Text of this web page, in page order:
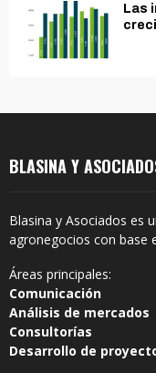
Las
BLASINA Y
Blasina y Asociados es
agronegocios con base
Áreas principales:
Comunicación
Análisis de mercados
Consultorías
Desarrollo de